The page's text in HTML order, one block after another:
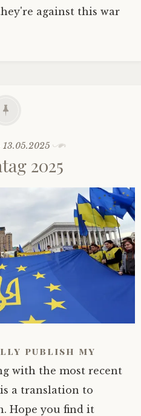
against this war
13.05.2025
2025
publish my
with the most recent
a translation to
Hope you find it